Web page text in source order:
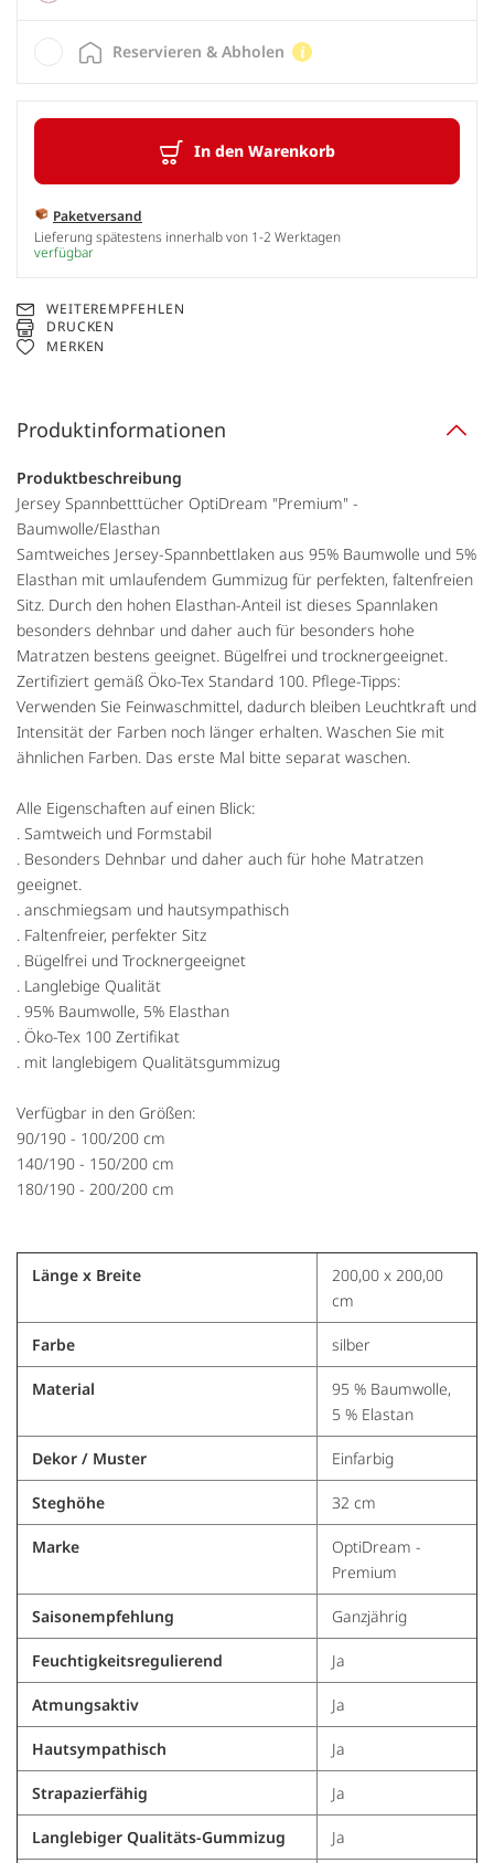
In den Warenkorb
Paketversand
Lieferung spätestens innerhalb von 1-2 Werktagen
verfügbar
Reservieren & Abholen
WEITEREMPFEHLEN
DRUCKEN
MERKEN
Produktinformationen
Produktbeschreibung
Jersey Spannbetttücher OptiDream "Premium" -
Baumwolle/Elasthan
Samtweiches Jersey-Spannbettlaken aus 95% Baumwolle und 5%
Elasthan mit umlaufendem Gummizug für perfekten, faltenfreien
Sitz. Durch den hohen Elasthan-Anteil ist dieses Spannlaken
besonders dehnbar und daher auch für besonders hohe
Matratzen bestens geeignet. Bügelfrei und trocknergeeignet.
Zertifiziert gemäß Öko-Tex Standard 100. Pflege-Tipps:
Verwenden Sie Feinwaschmittel, dadurch bleiben Leuchtkraft und
Intensität der Farben noch länger erhalten. Waschen Sie mit
ähnlichen Farben. Das erste Mal bitte separat waschen.
Alle Eigenschaften auf einen Blick:
. Samtweich und Formstabil
. Besonders Dehnbar und daher auch für hohe Matratzen
geeignet.
. anschmiegsam und hautsympathisch
. Faltenfreier, perfekter Sitz
. Bügelfrei und Trocknergeeignet
. Langlebige Qualität
. 95% Baumwolle, 5% Elasthan
. Öko-Tex 100 Zertifikat
. mit langlebigem Qualitätsgummizug
Verfügbar in den Größen:
90/190 - 100/200 cm
140/190 - 150/200 cm
180/190 - 200/200 cm
Länge x Breite
200,00 x 200,00
cm
Farbe silber
Material
95 % Baumwolle,
5 % Elastan
Dekor / Muster Einfarbig
Steghöhe 32 cm
Marke
OptiDream -
Premium
Saisonempfehlung Ganzjährig
Feuchtigkeitsregulierend Ja
Atmungsaktiv Ja
Hautsympathisch Ja
Strapazierfähig Ja
Langlebiger Qualitäts-Gummizug Ja